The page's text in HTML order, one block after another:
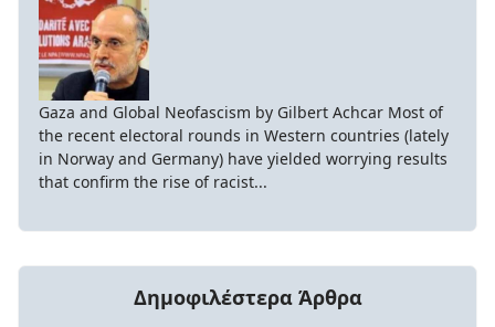
Gaza and Global Neofascism by Gilbert Achcar Most of
the recent electoral rounds in Western countries (lately
in Norway and Germany) have yielded worrying results
that confirm the rise of racist...
Δημοφιλέστερα Άρθρα